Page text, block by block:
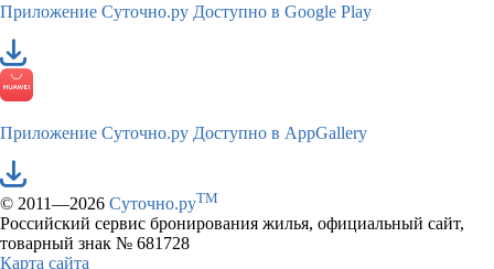
Приложение Суточно.ру Доступно в Google Play
Приложение Суточно.ру Доступно в AppGallery
© 2011—2026 Суточно.руTM
Российский сервис бронирования жилья, официальный сайт,
товарный знак № 681728
Карта сайта